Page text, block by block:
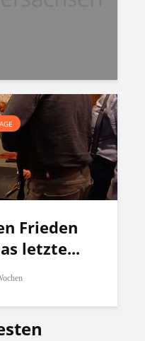
Frieden
letzte...